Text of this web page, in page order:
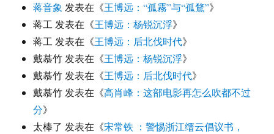
蒋音象 发表在《王博远：“孤霧”与“孤鶩”》
蒋工发表在《王博远：杨锐沉浮》
蒋工发表在《王博远：后北伐时代》
戴慕竹发表在《王博远：杨锐沉浮》
戴慕竹发表在《王博远：后北伐时代》
戴慕竹发表在《高肖峰：这部电影再怎么吹都不过
分》
太棒了 发表在《宋常铁 ：警惕浙江缙云倡议书，